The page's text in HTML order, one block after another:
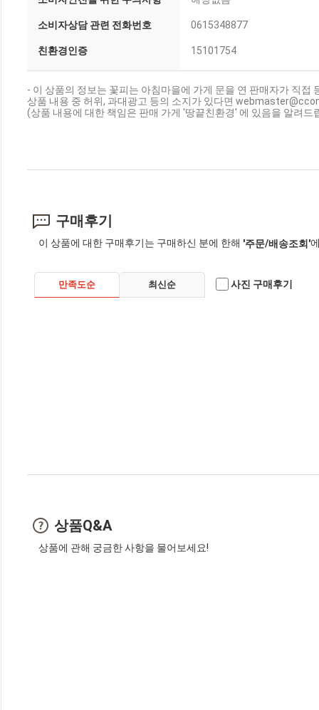
소비자상담 관련 전화번호 0615348877
친환경인증 15101754
- 이 상품의 정보는 꽃피는 아침마을에 가게 문을 연 판매자가 직접
상품 내용 중 허위, 과대광고 등의 소지가 있다면
(상품 내용에 대한 책임은 판매 가게 '땅끝친환경' 에 있음을 알려드
구매후기
이 상품에 대한 구매후기는 구매하신 분에 한해 '주문/배송조회'
만족도순 최신순 사진 구매후기
상품Q&A
상품에 관해 궁금한 사항을 물어보세요!